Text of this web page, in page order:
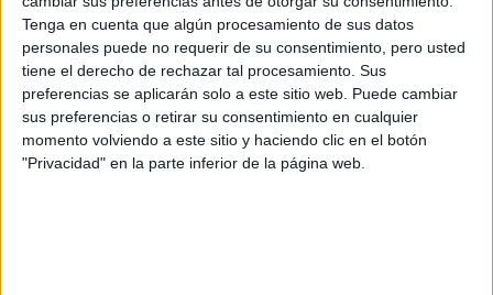
Tenga en cuenta que algún procesamiento de sus datos
personales puede no requerir de su consentimiento, pero usted
tiene el derecho de rechazar tal procesamiento. Sus
preferencias se aplicarán solo a este sitio web. Puede cambiar
sus preferencias o retirar su consentimiento en cualquier
momento volviendo a este sitio y haciendo clic en el botón
"Privacidad" en la parte inferior de la página web.
Mapa
+
−